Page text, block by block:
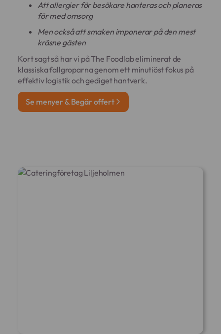
Att allergier för besökare hanteras och planeras
för med omsorg
Men också att smaken imponerar på den mest
kräsne gästen
Kort sagt så har vi på The Foodlab eliminerat de
klassiska fallgroparna genom ett minutiöst fokus på
effektiv logistik och gediget hantverk.
Se menyer & Begär offert